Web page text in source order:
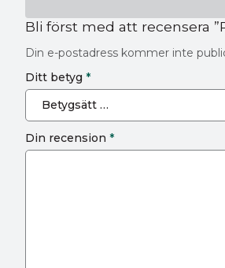
Bli först med att recensera
Din e-postadress kommer inte
Ditt betyg *
Din recension *